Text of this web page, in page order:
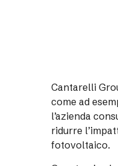
Cantarelli
come ad
l’azienda
ridurre
fotovoltaico.